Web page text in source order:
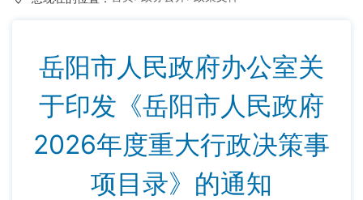
岳阳市人民政府办公室关
于印发《岳阳市人民政府
2026年度重大行政决策事
项目录》的通知